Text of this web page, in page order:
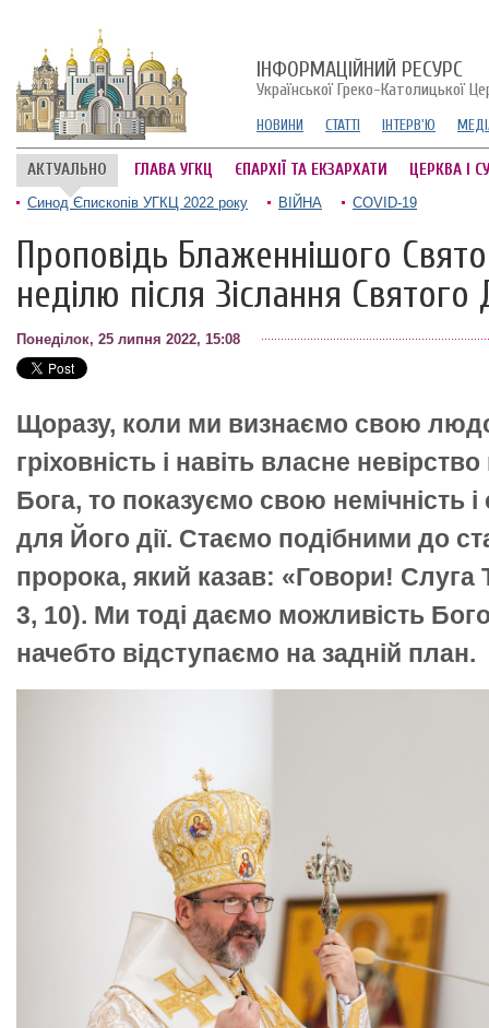
ІНФОРМАЦІЙНИЙ РЕСУРС
Української Греко-Католицької
НОВИНИ СТАТТІ ІНТЕРВ'Ю
АКТУАЛЬНО ГЛАВА УГКЦ ЄПАРХІЇ ТА ЕКЗАРХАТИ ЦЕРКВА І
Синод Єпископів УГКЦ 2022 року ВІЙНА COVID-19
Проповідь Блаженнішого
неділю після Зіслання Святого
Понеділок, 25 липня 2022, 15:08
Щоразу, коли ми визнаємо свою
гріховність і навіть власне
Бога, то показуємо свою немічність
для Його дії. Стаємо подібними до
пророка, який казав: «Говори! Слуга
3, 10). Ми тоді даємо можливість
начебто відступаємо на задній план.